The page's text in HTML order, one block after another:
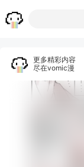
更多精彩内容
尽在vomic漫